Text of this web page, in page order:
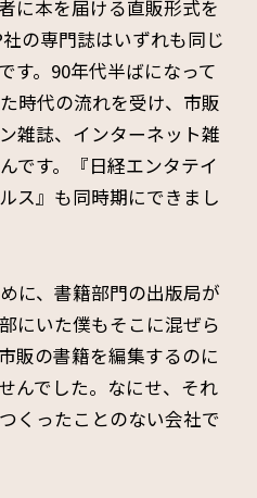
に本を届ける直販形式を
の専門誌はいずれも同じ
す。90年代半ばになって
時代の流れを受け、市販
雑誌、インターネット雑
です。『日経エンタテイ
ス』も同時期にできまし
に、書籍部門の出版局が
にいた僕もそこに混ぜら
販の書籍を編集するのに
んでした。なにせ、それ
くったことのない会社で